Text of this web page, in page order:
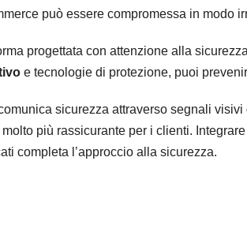
può essere compromessa in modo
progettata con attenzione alla
e tecnologie di protezione, puoi
sicurezza attraverso segnali visivi
più rassicurante per i clienti.
completa l’approccio alla sicurezza.